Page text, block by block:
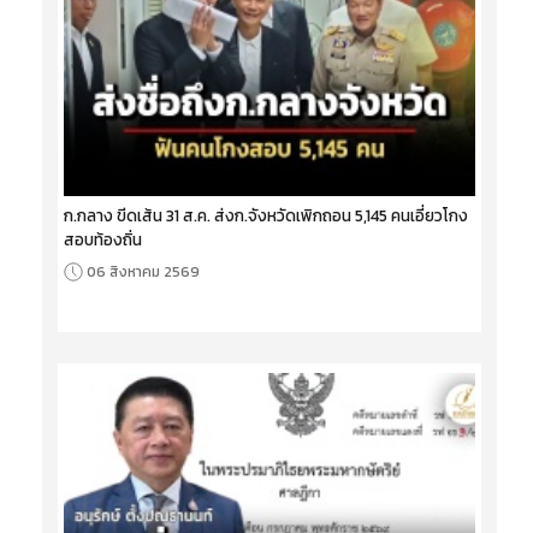
ก.กลาง ขีดเส้น 31 ส.ค. ส่งก.จังหวัดเพิกถอน 5,145 คนเอี่ยวโกง
สอบท้องถิ่น
06 สิงหาคม 2569